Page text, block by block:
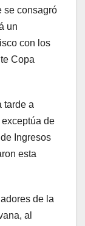
se consagró
un
con los
Copa
tarde a
de
Ingresos
esta
de la
al